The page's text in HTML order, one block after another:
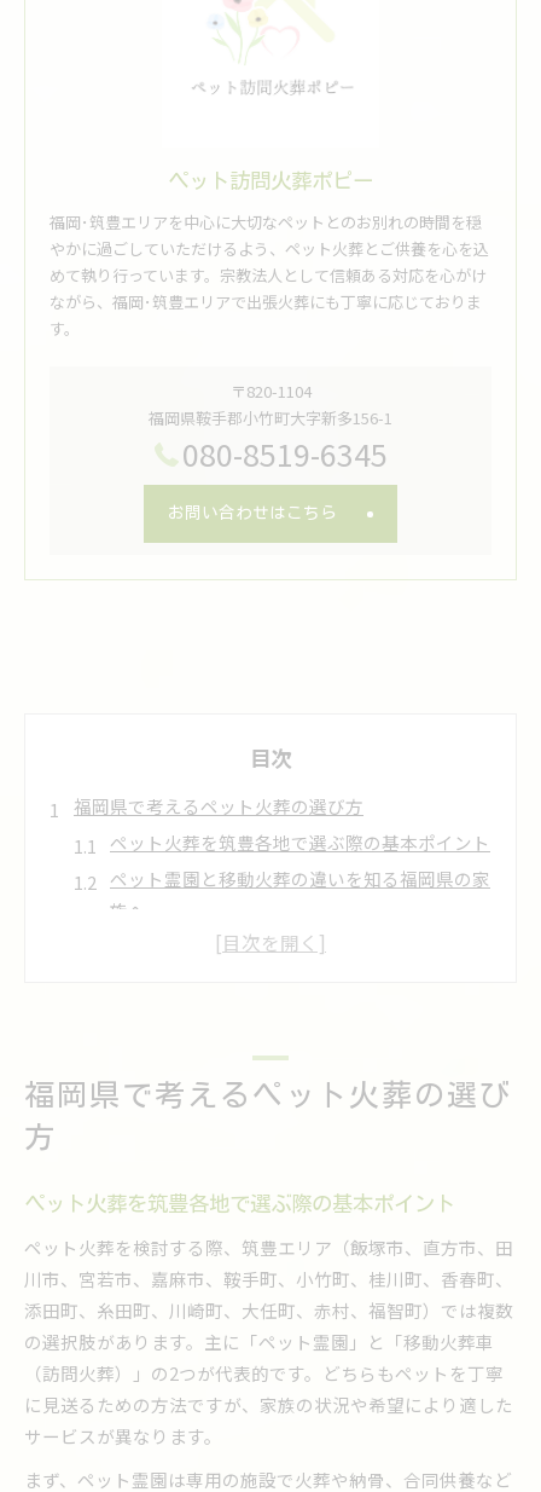
ペット訪問火葬ポピー
福岡･筑豊エリアを中心に大切なペットとのお別れの時間を穏
やかに過ごしていただけるよう、ペット火葬とご供養を心を込
めて執り行っています。宗教法人として信頼ある対応を心がけ
ながら、福岡･筑豊エリアで出張火葬にも丁寧に応じておりま
す。
〒820-1104
福岡県鞍手郡小竹町大字新多156-1
080-8519-6345
お問い合わせはこちら
目次
福岡県で考えるペット火葬の選び方
ペット火葬を筑豊各地で選ぶ際の基本ポイント
ペット霊園と移動火葬の違いを知る福岡県の家
族へ
飯塚市や田川市に多いペット火葬の相談傾向
自宅で静かに送る移動火葬の魅力とは
ペット火葬を自宅で行う安心と利便性の解説
ご近所に配慮したペット火葬のメリットと安心
ペット火葬で家族のプライバシーを守る理由
ペット霊園と移動火葬車の違いを徹底解説
ペット火葬の流れと霊園・移動火葬車の違い
ペット霊園と移動火葬のメリット比較ガイド
桂川町や鞍手町の家族が選ぶペット火葬法とは
ペット火葬の供養体制を比較する選び方のコツ
移動火葬車のサービス内容を霊園と比較解説
福岡県で考えるペット火葬の選び
方
ペット火葬を筑豊各地で選ぶ際の基本ポイント
ペット火葬を検討する際、筑豊エリア（飯塚市、直方市、田
川市、宮若市、嘉麻市、鞍手町、小竹町、桂川町、香春町、
添田町、糸田町、川崎町、大任町、赤村、福智町）では複数
の選択肢があります。主に「ペット霊園」と「移動火葬車
（訪問火葬）」の2つが代表的です。どちらもペットを丁寧
に見送るための方法ですが、家族の状況や希望により適した
サービスが異なります。
まず、ペット霊園は専用の施設で火葬や納骨、合同供養など